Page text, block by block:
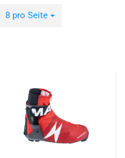
8 pro Seite
pro Seite